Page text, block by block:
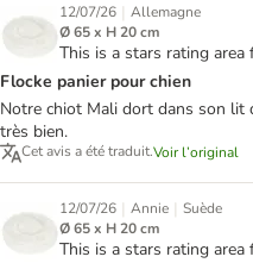
12/07/26 | Allemagne
Ø 65 x H 20 cm
This is a stars rating
Flocke panier pour chien
Notre chiot Mali dort dans son lit
très bien.
Cet avis a été traduit.Voir l’original
12/07/26 | Annie | Suède
Ø 65 x H 20 cm
This is a stars rating